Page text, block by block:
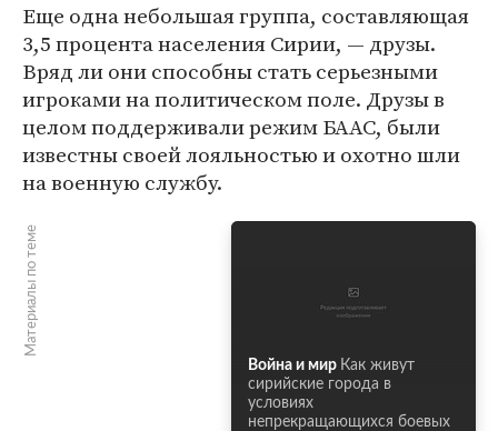
Еще одна небольшая группа, составляющая
3,5 процента населения Сирии, — друзы.
Вряд ли они способны стать серьезными
игроками на политическом поле. Друзы в
целом поддерживали режим БААС, были
известны своей лояльностью и охотно шли
на военную службу.
Материалы по теме
Война и мир Как живут
сирийские города в
условиях
непрекращающихся боевых